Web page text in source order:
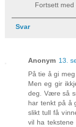
Fortsett
Svar
Anonym 13.
På tie å gi
Men eg gir
deg. Være så
har tenkt på å
slikt tull få
vil ha